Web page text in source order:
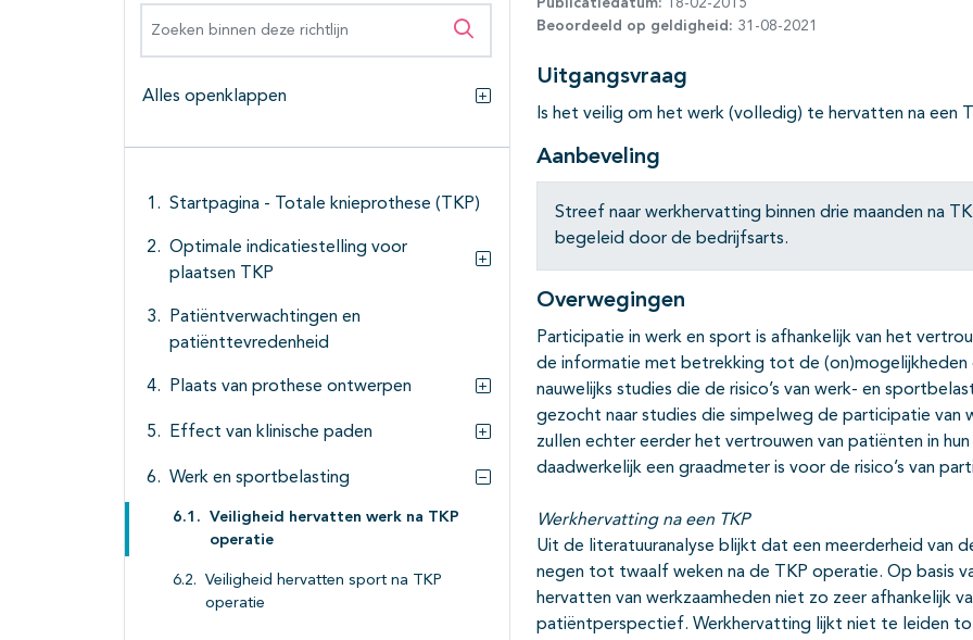
Zoeken binnen deze richtlijn
Alles openklappen
Alles openklappen
Startpagina - Totale knieprothese (TKP)
Optimale indicatiestelling voor
plaatsen TKP
Patiëntverwachtingen en
patiënttevredenheid
Plaats van prothese ontwerpen
Subpagina's open- en dichtklappen
Effect van klinische paden
Subpagina's open- en dichtklappen
Werk en sportbelasting
Veiligheid hervatten werk na TKP
operatie
Veiligheid hervatten sport na TKP
operatie
Publicatiedatum: 18-02-2015
Beoordeeld op geldigheid: 31-08-2021
Uitgangsvraag
Is het veilig om het werk (volledig) te hervatten na een
Aanbeveling
Streef naar werkhervatting binnen drie maanden na
begeleid door de bedrijfsarts.
Overwegingen
Participatie in werk en sport is afhankelijk van het
de informatie met betrekking tot de (on)mogelijkheden
nauwelijks studies die de risico’s van werk- en
gezocht naar studies die simpelweg de participatie van
zullen echter eerder het vertrouwen van patiënten in
daadwerkelijk een graadmeter is voor de risico’s van
Werkhervatting na een TKP
Uit de literatuuranalyse blijkt dat een meerderheid van
negen tot twaalf weken na de TKP operatie. Op basis
hervatten van werkzaamheden niet zo zeer afhankelijk
patiëntperspectief. Werkhervatting lijkt niet te leiden